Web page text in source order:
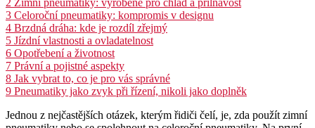
3 Celoroční pneumatiky: kompromis v designu
4 Brzdná dráha: kde je rozdíl zřejmý
5 Jízdní vlastnosti a ovladatelnost
6 Opotřebení a životnost
7 Právní a pojistné aspekty
8 Jak vybrat to, co je pro vás správné
9 Pneumatiky jako zvyk při řízení, nikoli jako doplněk
Jednou z nejčastějších otázek, kterým řidiči čelí, je, zda použít zimní